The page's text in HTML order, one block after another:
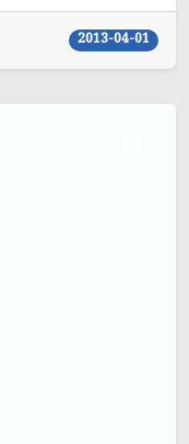
2013-04-01